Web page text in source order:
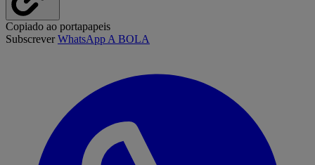
Copiado ao portapapeis
SubscreverWhatsApp A BOLA